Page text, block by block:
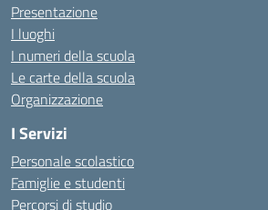
Presentazione
I luoghi
I numeri della scuola
Le carte della scuola
Organizzazione
I Servizi
Personale scolastico
Famiglie e studenti
Percorsi di studio